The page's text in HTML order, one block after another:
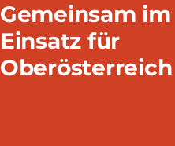
Gemeinsam im
Einsatz für
Oberösterreich